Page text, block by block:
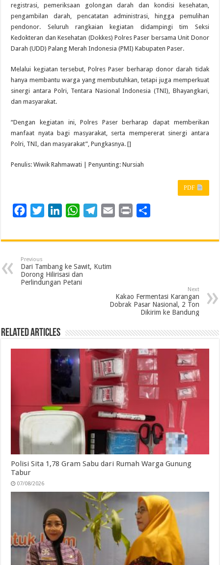
registrasi, pemeriksaan golongan darah dan kondisi kesehatan,
pengambilan darah, pencatatan administrasi, hingga pemulihan
pendonor. Seluruh rangkaian kegiatan didampingi tim Seksi
Kedokteran dan Kesehatan (Dokkes) Polres Paser bersama Unit Donor
Darah (UDD) Palang Merah Indonesia (PMI) Kabupaten Paser.
Melalui kegiatan tersebut, Polres Paser berharap donor darah tidak
hanya membantu warga yang membutuhkan, tetapi juga memperkuat
sinergi antara Polri, Tentara Nasional Indonesia (TNI), Bhayangkari,
dan masyarakat.
“Dengan kegiatan ini, Polres Paser berharap dapat memberikan
manfaat nyata bagi masyarakat, serta mempererat sinergi antara
Polri, TNI, dan masyarakat”, Pungkasnya. []
Penulis: Wiwik Rahmawati | Penyunting: Nursiah
PDF
c
b
o
i
t
e
n
e
d
W
a
s
A
l
g
a
i
a
Previous
Dari Tambang ke Sawit, Kutim
Dorong Hilirisasi dan
Perlindungan Petani
Next
Kakao Fermentasi Karangan
Dobrak Pasar Nasional, 2 Ton
Dikirim ke Bandung
Related Articles
Polisi Sita 1,78 Gram Sabu dari Rumah Warga Gunung
Tabur
07/08/2026